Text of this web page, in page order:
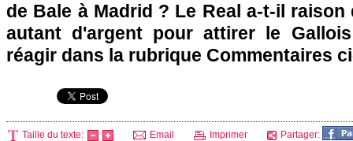
de Bale à Madrid ? Le Real a-t-il
autant d'argent pour attirer le
réagir dans la rubrique Commentaires
Taille du texte: Email Imprimer Partager: